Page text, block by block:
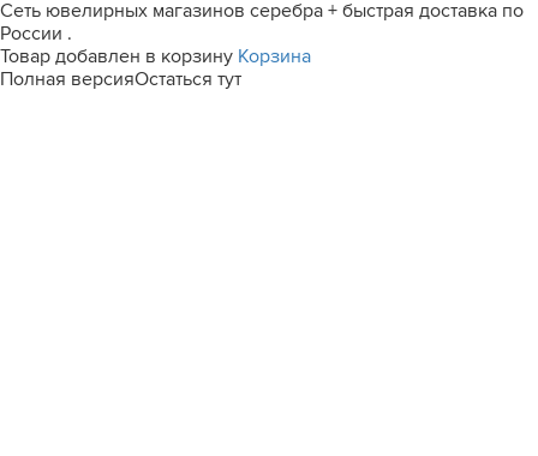
Сеть ювелирных магазинов серебра + быстрая доставка по
России .
Товар добавлен в корзину Корзина
Полная версияОстаться тут